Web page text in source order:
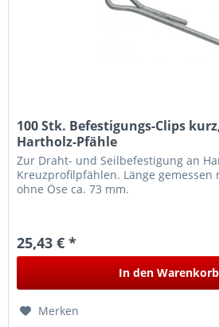
100 Stk. Befestigungs-Clips
Hartholz-Pfähle
Zur Draht- und Seilbefestigung an
Kreuzprofilpfählen. Länge gemessen
ohne Öse ca. 73 mm.
25,43 € *
In den Warenkorb
Merken